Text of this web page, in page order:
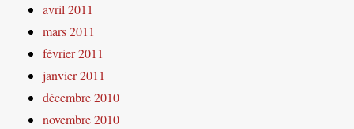
avril 2011
mars 2011
février 2011
janvier 2011
décembre 2010
novembre 2010